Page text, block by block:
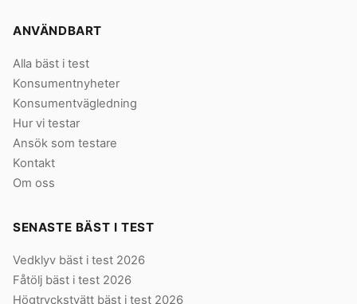
ANVÄNDBART
Alla bäst i test
Konsumentnyheter
Konsumentvägledning
Hur vi testar
Ansök som testare
Kontakt
Om oss
SENASTE BÄST I TEST
Vedklyv bäst i test 2026
Fåtölj bäst i test 2026
Högtryckstvätt bäst i test 2026